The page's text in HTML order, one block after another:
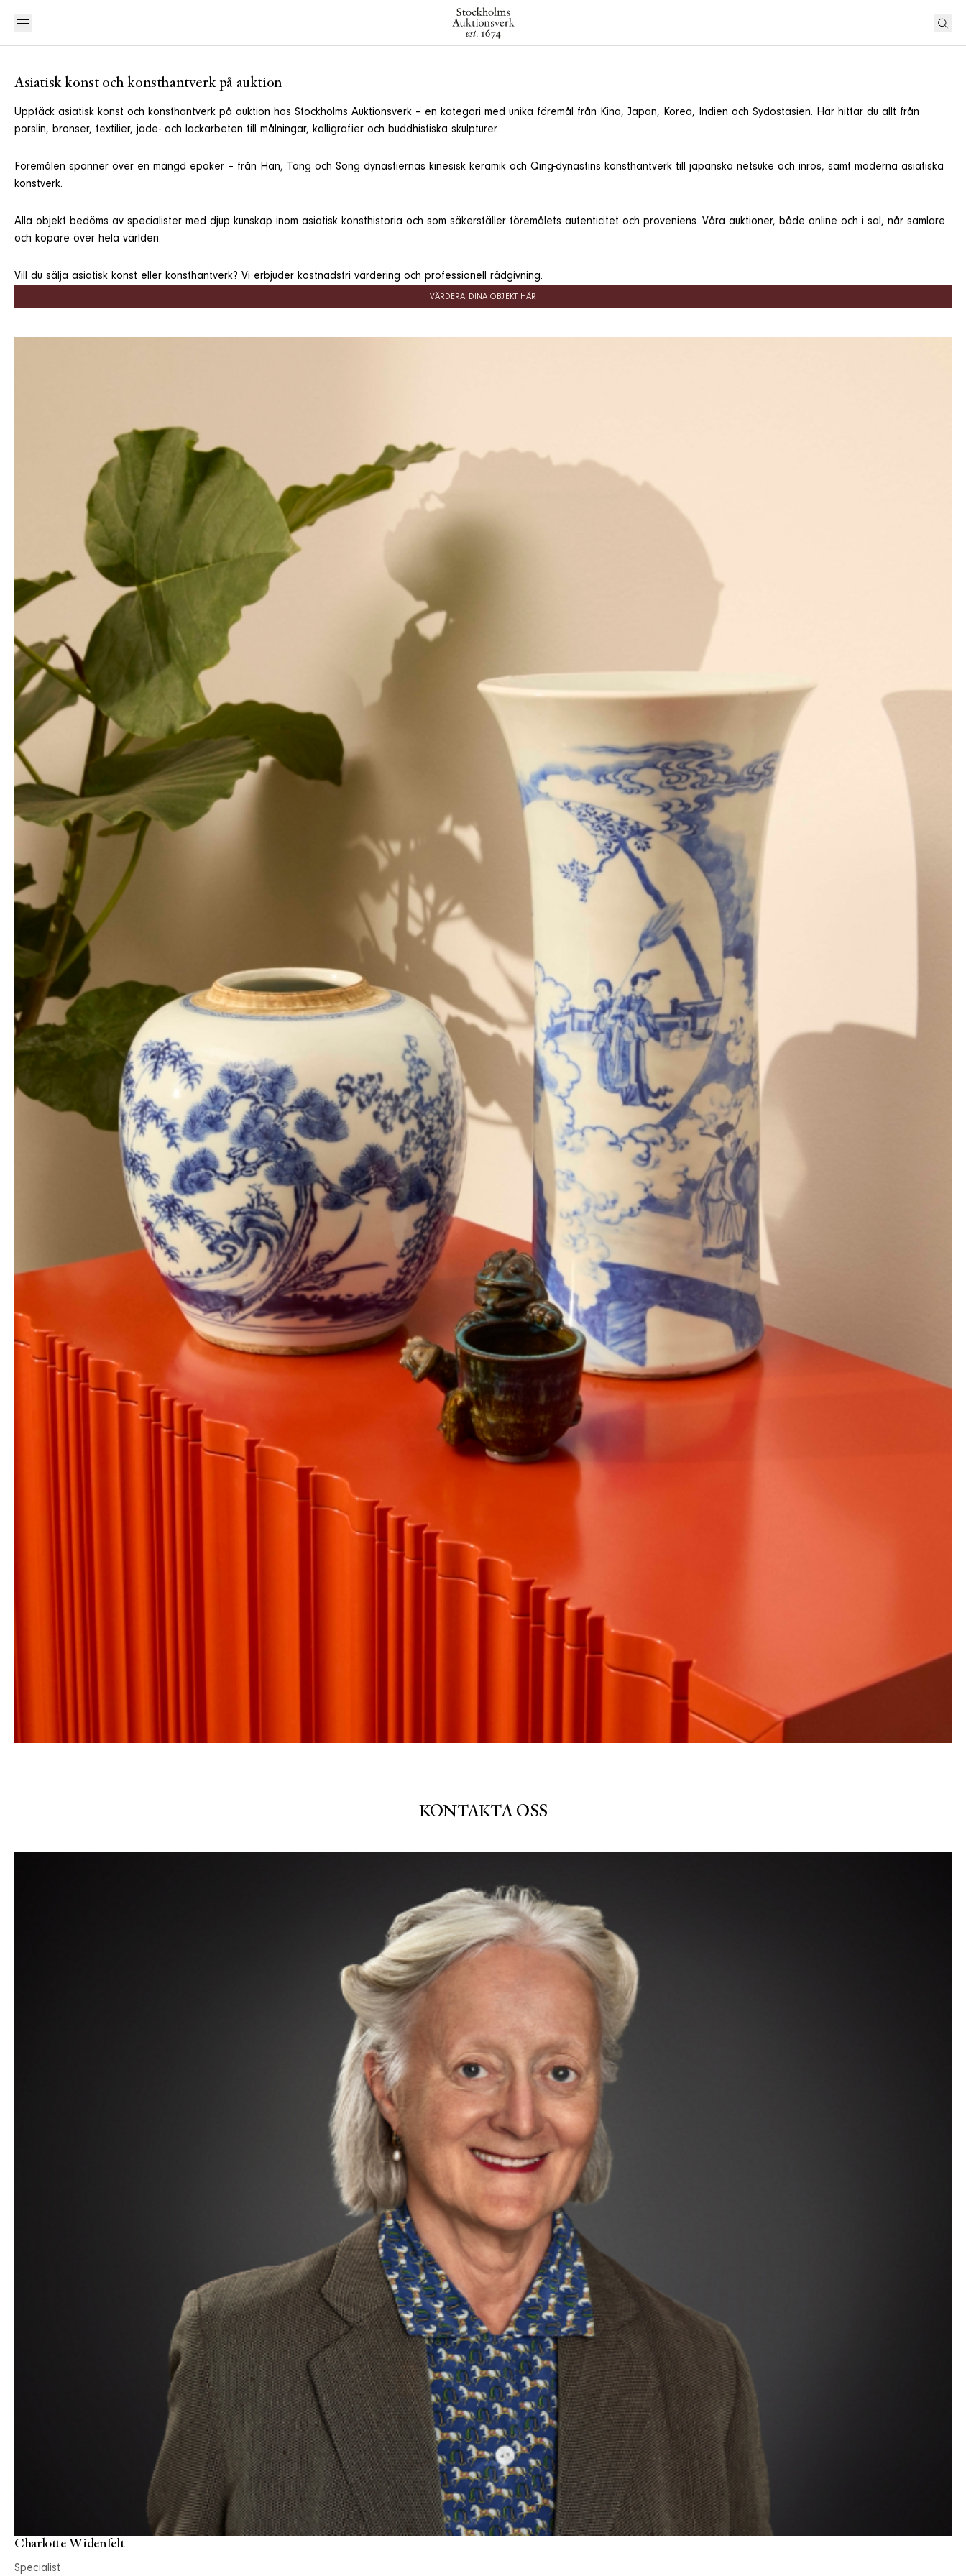
Asiatisk konst och konsthantverk på auktion
Upptäck asiatisk konst och konsthantverk på auktion hos Stockholms Auktionsverk – en kategori med unika föremål från Kina, Japan, Korea, Indien och Sydostasien. Här hittar du allt från
porslin, bronser, textilier, jade- och lackarbeten till målningar, kalligrafier och buddhistiska skulpturer.
Föremålen spänner över en mängd epoker – från Han, Tang och Song dynastiernas kinesisk keramik och Qing-dynastins konsthantverk till japanska netsuke och inros, samt moderna asiatiska
konstverk.
Alla objekt bedöms av specialister med djup kunskap inom asiatisk konsthistoria och som säkerställer föremålets autenticitet och proveniens. Våra auktioner, både online och i sal, når samlare
och köpare över hela världen.
Vill du sälja asiatisk konst eller konsthantverk? Vi erbjuder kostnadsfri värdering och professionell rådgivning.
VÄRDERA DINA OBJEKT HÄR
KONTAKTA OSS
Charlotte Widenfelt
Specialist